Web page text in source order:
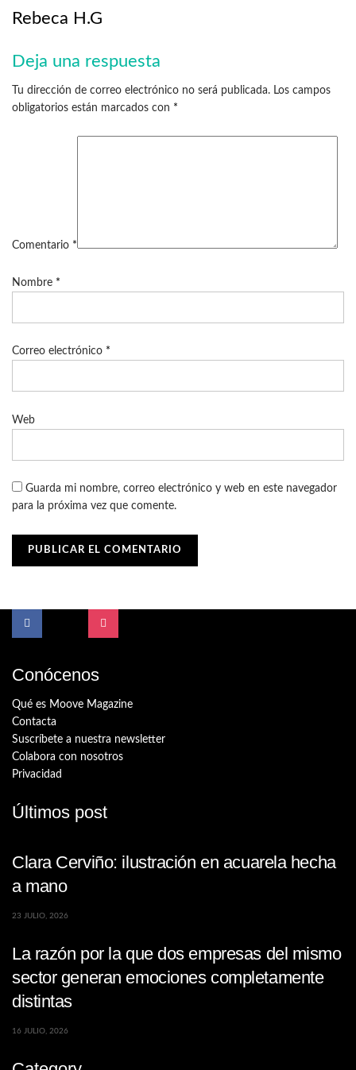
Rebeca H.G
Deja una respuesta
Tu dirección de correo electrónico no será publicada. Los campos
obligatorios están marcados con *
Comentario *
Nombre *
Correo electrónico *
Web
Guarda mi nombre, correo electrónico y web en este navegador
para la próxima vez que comente.
Conócenos
Qué es Moove Magazine
Contacta
Suscríbete a nuestra newsletter
Colabora con nosotros
Privacidad
Últimos post
Clara Cerviño: ilustración en acuarela hecha
a mano
23 JULIO, 2026
La razón por la que dos empresas del mismo
sector generan emociones completamente
distintas
16 JULIO, 2026